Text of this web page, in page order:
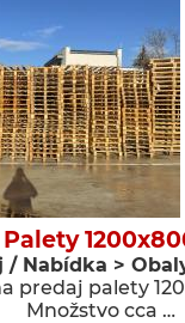
Palety
/ Nabídka >
predaj palety
Množstvo cca …